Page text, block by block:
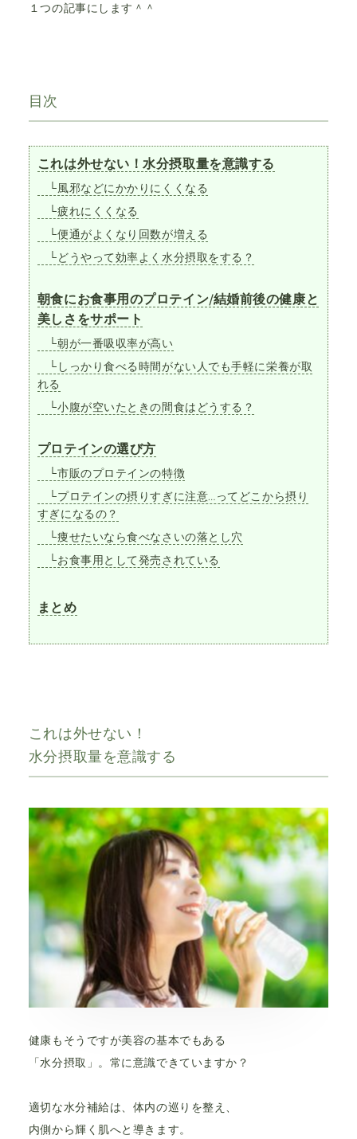
１つの記事にします＾＾
目次
これは外せない！水分摂取量を意識する
└風邪などにかかりにくくなる
└疲れにくくなる
└便通がよくなり回数が増える
└どうやって効率よく水分摂取をする？
朝食にお食事用のプロテイン/結婚前後の健康と
美しさをサポート
└朝が一番吸収率が高い
└しっかり食べる時間がない人でも手軽に栄養が取
れる
└小腹が空いたときの間食はどうする？
プロテインの選び方
└市販のプロテインの特徴
└プロテインの摂りすぎに注意…ってどこから摂り
すぎになるの？
└痩せたいなら食べなさいの落とし穴
└お食事用として発売されている
まとめ
これは外せない！
水分摂取量を意識する
健康もそうですが美容の基本でもある
「水分摂取」。常に意識できていますか？
適切な水分補給は、体内の巡りを整え、
内側から輝く肌へと導きます。